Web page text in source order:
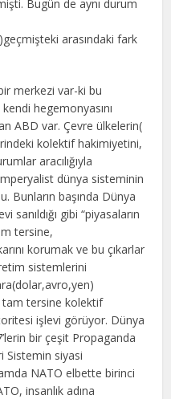
Bugün de aynı durum
arasındaki fark
merkezi var-ki bu
hegemonyasını
ABD var. Çevre ülkelerin(
kolektif hakimiyetini,
aracılığıyla
dünya sisteminin
Bunların başında Dünya
sanıldığı gibi “piyasaların
tersine,
korumak ve bu çıkarlar
sistemlerini
tam tersine kolektif
işlevi görüyor. Dünya
bir çeşit Propaganda
Sistemin siyasi
NATO elbette birinci
insanlık adına